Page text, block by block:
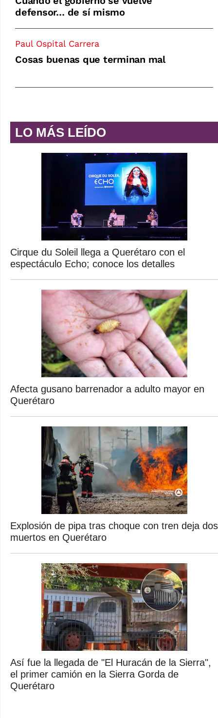
defensor… de sí mismo
Paul Ospital Carrera
Cosas buenas que terminan mal
LO MÁS LEÍDO
Cirque du Soleil llega a Querétaro con el
espectáculo Echo; conoce los detalles
Afecta gusano barrenador a adulto mayor en
Querétaro
Explosión de pipa tras choque con tren deja dos
muertos en Querétaro
Así fue la llegada de "El Huracán de la Sierra",
el primer camión en la Sierra Gorda de
Querétaro